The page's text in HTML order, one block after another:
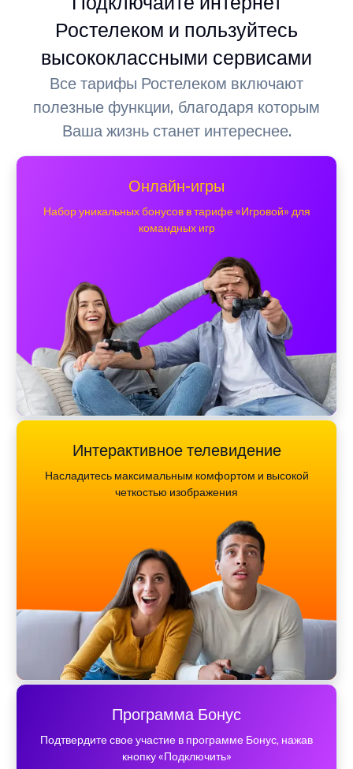
Ростелеком и пользуйтесь
высококлассными сервисами
Все тарифы Ростелеком включают
полезные функции, благодаря которым
Ваша жизнь станет интереснее.
Онлайн-игры
Набор уникальных бонусов в тарифе «Игровой» для
командных игр
Интерактивное телевидение
Насладитесь максимальным комфортом и высокой
четкостью изображения
Программа Бонус
Подтвердите свое участие в программе Бонус, нажав
кнопку «Подключить»